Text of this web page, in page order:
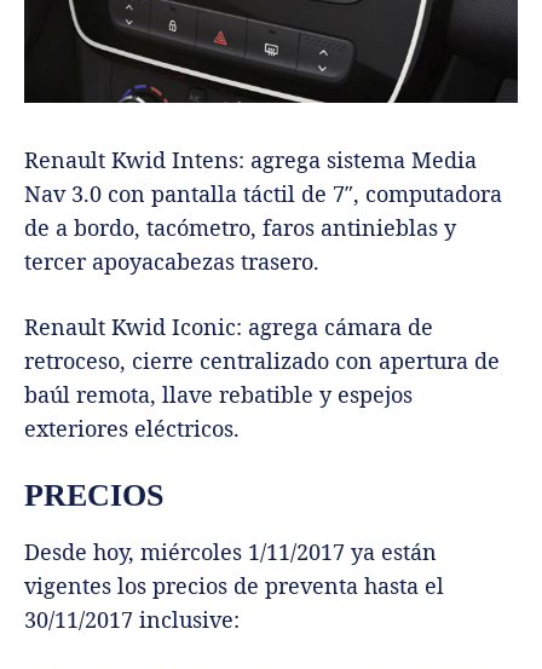
Renault Kwid Intens: agrega sistema Media
Nav 3.0 con pantalla táctil de 7″, computadora
de a bordo, tacómetro, faros antinieblas y
tercer apoyacabezas trasero.
Renault Kwid Iconic: agrega cámara de
retroceso, cierre centralizado con apertura de
baúl remota, llave rebatible y espejos
exteriores eléctricos.
PRECIOS
Desde hoy, miércoles 1/11/2017 ya están
vigentes los precios de preventa hasta el
30/11/2017 inclusive: